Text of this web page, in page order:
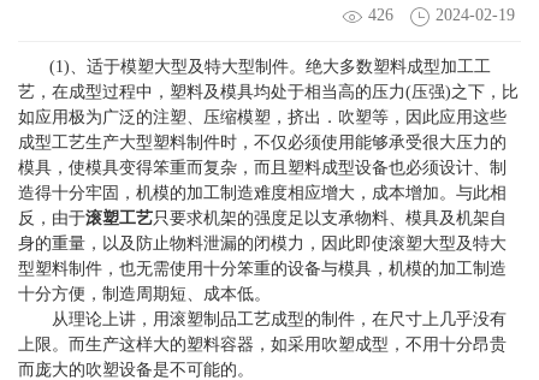
426 2024-02-19
(1)、适于模塑大型及特大型制件。绝大多数塑料成型加工工
艺，在成型过程中，塑料及模具均处于相当高的压力(压强)之下，比
如应用极为广泛的注塑、压缩模塑，挤出．吹塑等，因此应用这些
成型工艺生产大型塑料制件时，不仅必须使用能够承受很大压力的
模具，使模具变得笨重而复杂，而且塑料成型设备也必须设计、制
造得十分牢固，机模的加工制造难度相应增大，成本增加。与此相
反，由于滚塑工艺只要求机架的强度足以支承物料、模具及机架自
身的重量，以及防止物料泄漏的闭模力，因此即使滚塑大型及特大
型塑料制件，也无需使用十分笨重的设备与模具，机模的加工制造
十分方便，制造周期短、成本低。
从理论上讲，用滚塑制品工艺成型的制件，在尺寸上几乎没有
上限。而生产这样大的塑料容器，如采用吹塑成型，不用十分昂贵
而庞大的吹塑设备是不可能的。